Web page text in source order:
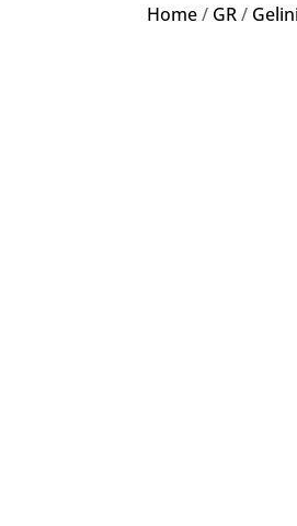
Home/ GR/